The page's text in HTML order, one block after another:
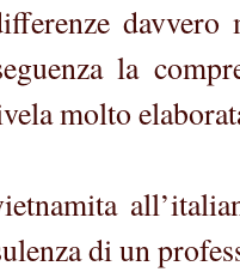
davvero
la
molto
di un